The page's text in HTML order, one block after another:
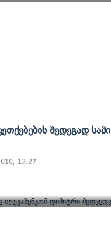
Შედეგად
12:27